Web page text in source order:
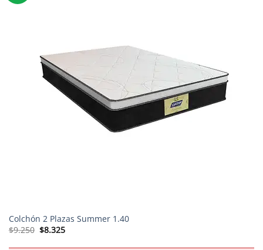
Colchón 2 Plazas Summer 1.40
$9.250 El
precio
$8.325El
precio